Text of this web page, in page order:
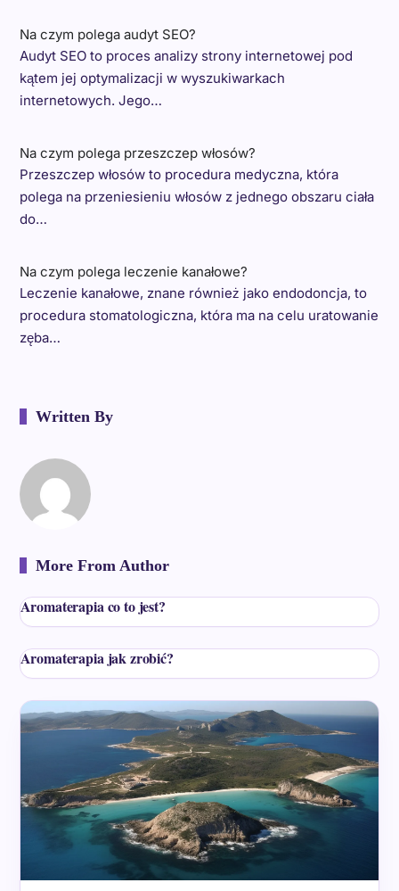
Na czym polega audyt SEO?
Audyt SEO to proces analizy strony internetowej pod
kątem jej optymalizacji w wyszukiwarkach
internetowych. Jego…
Na czym polega przeszczep włosów?
Przeszczep włosów to procedura medyczna, która
polega na przeniesieniu włosów z jednego obszaru ciała
do…
Na czym polega leczenie kanałowe?
Leczenie kanałowe, znane również jako endodoncja, to
procedura stomatologiczna, która ma na celu uratowanie
zęba…
Written By
More From Author
Aromaterapia co to jest?
Aromaterapia jak zrobić?